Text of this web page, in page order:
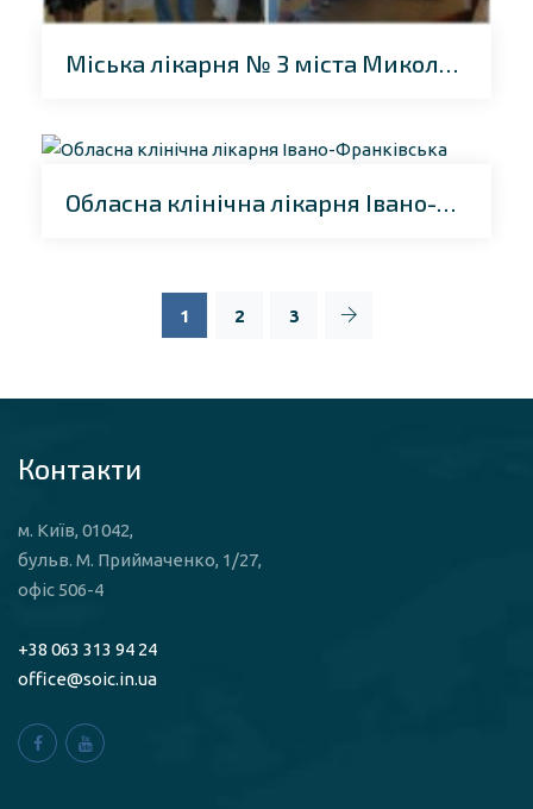
Міська лікарня № 3 міста Миколаєва
Обласна клінічна лікарня Івано-Франківська
1 2 3
Контакти
м. Київ, 01042,
бульв. М. Приймаченко, 1/27,
офіс 506-4
+38 063 313 94 24
office@soic.in.ua